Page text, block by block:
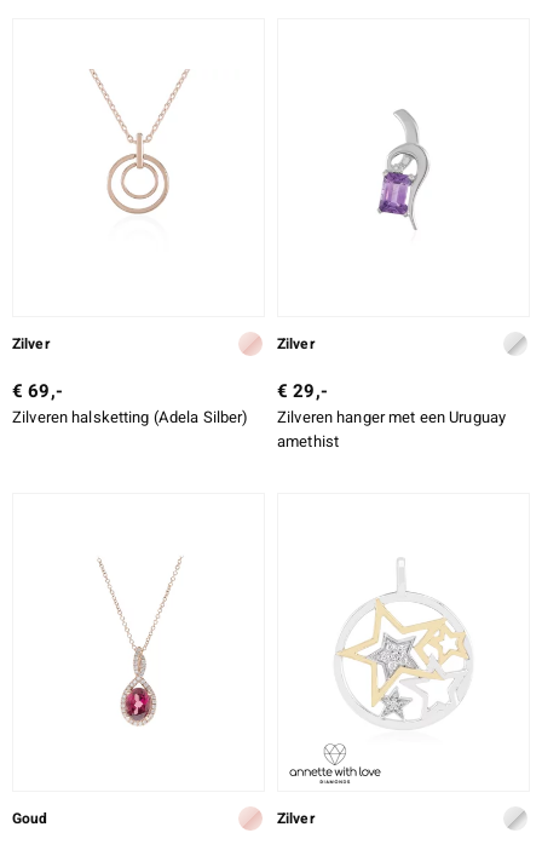
Zilver
€ 69,-
Zilveren halsketting (Adela Silber)
Zilver
€ 29,-
Zilveren hanger met een Uruguay
amethist
Goud Zilver